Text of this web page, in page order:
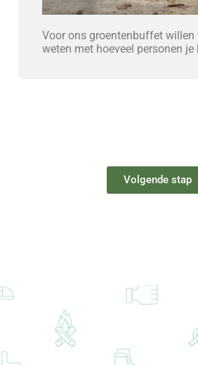
Voor ons groentenbuffet willen
weten met hoeveel personen je
Volgende stap